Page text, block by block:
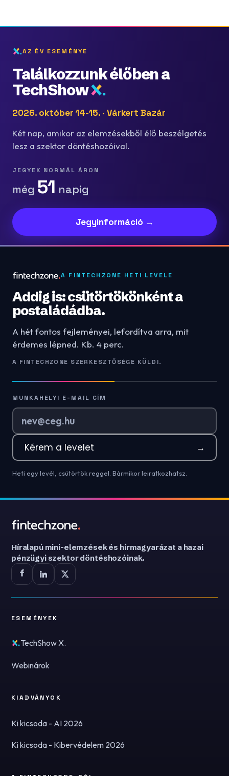
AZ ÉV ESEMÉNYE
Találkozzunk élőben a
TechShow
2026. október 14-15. · Várkert Bazár
Két nap, amikor az elemzésekből élő beszélgetés
lesz a szektor döntéshozóival.
JEGYEK NORMÁL ÁRON
még 51 napig
Jegyinformáció →
A FINTECHZONE HETI LEVELE
Addig is: csütörtökönként a
postaládádba.
A hét fontos fejleményei, lefordítva arra, mit
érdemes lépned. Kb. 4 perc.
A FINTECHZONE SZERKESZTŐSÉGE KÜLDI.
MUNKAHELYI E-MAIL CÍM
Kérem a levelet →
Heti egy levél, csütörtök reggel. Bármikor leiratkozhatsz.
Híralapú mini-elemzések és hírmagyarázat a hazai
pénzügyi szektor döntéshozóinak.
ESEMÉNYEK
TechShow X.
Webinárok
KIADVÁNYOK
Ki kicsoda - AI 2026
Ki kicsoda - Kibervédelem 2026